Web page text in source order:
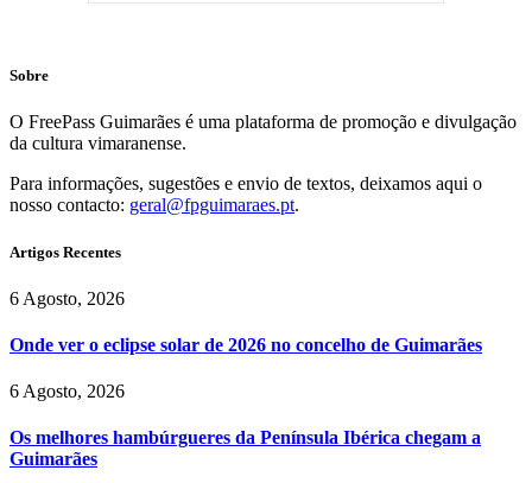
Sobre
O FreePass Guimarães é uma plataforma de promoção e divulgação
da cultura vimaranense.
Para informações, sugestões e envio de textos, deixamos aqui o
nosso contacto: geral@fpguimaraes.pt.
Artigos Recentes
6 Agosto, 2026
Onde ver o eclipse solar de 2026 no concelho de Guimarães
6 Agosto, 2026
Os melhores hambúrgueres da Península Ibérica chegam a
Guimarães